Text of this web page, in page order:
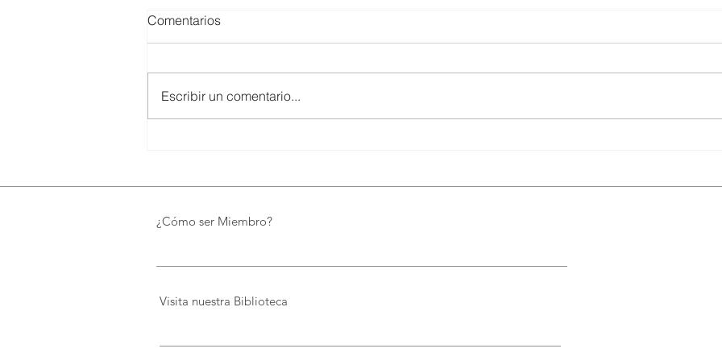
Biblioteca de FUNDACIÓN
preserva el patrimonio y
futuro de Galápagos
Comentarios
Escribir un comentario...
¿Cómo ser Miembro?
Visita nuestra Biblioteca